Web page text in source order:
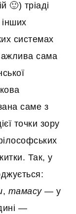
🙂) тріаді
системах
сама
саме з
точки зору
Так, у
, тамасу— у
—